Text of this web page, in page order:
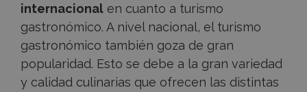
internacional en cuanto a turismo
gastronómico. A nivel nacional, el turismo
gastronómico también goza de gran
popularidad. Esto se debe a la gran variedad
y calidad culinarias que ofrecen las distintas